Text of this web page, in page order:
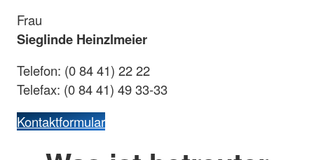
Frau
Sieglinde Heinzlmeier
Telefon: (0 84 41) 22 22
Telefax: (0 84 41) 49 33-33
Kontaktformular